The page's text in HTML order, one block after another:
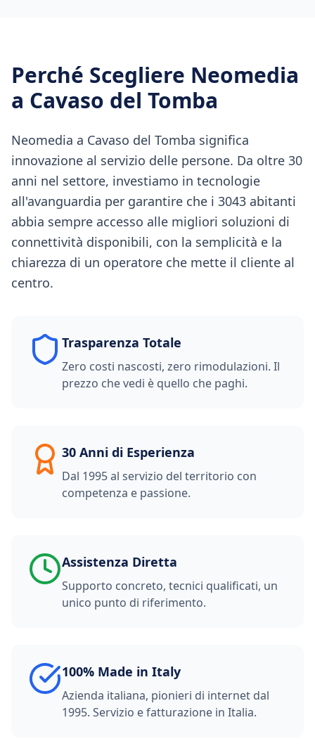
Perché Scegliere Neomedia
a Cavaso del Tomba
Neomedia a Cavaso del Tomba significa
innovazione al servizio delle persone. Da oltre 30
anni nel settore, investiamo in tecnologie
all'avanguardia per garantire che i 3043 abitanti
abbia sempre accesso alle migliori soluzioni di
connettività disponibili, con la semplicità e la
chiarezza di un operatore che mette il cliente al
centro.
Trasparenza Totale
Zero costi nascosti, zero rimodulazioni. Il
prezzo che vedi è quello che paghi.
30 Anni di Esperienza
Dal 1995 al servizio del territorio con
competenza e passione.
Assistenza Diretta
Supporto concreto, tecnici qualificati, un
unico punto di riferimento.
100% Made in Italy
Azienda italiana, pionieri di internet dal
1995. Servizio e fatturazione in Italia.